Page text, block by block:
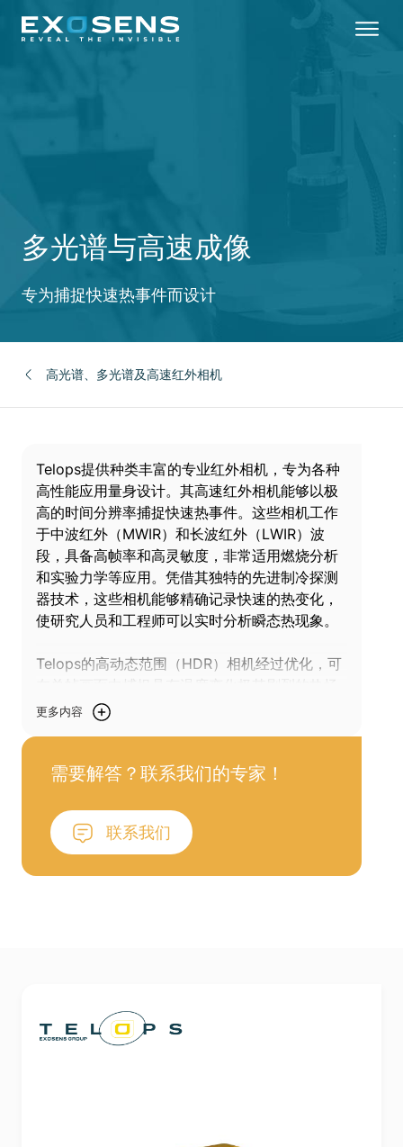
多光谱与高速成像
专为捕捉快速热事件而设计
高光谱、多光谱及高速红外相机
Telops提供种类丰富的专业红外相机，专为各种
高性能应用量身设计。其高速红外相机能够以极
高的时间分辨率捕捉快速热事件。这些相机工作
于中波红外（MWIR）和长波红外（LWIR）波
段，具备高帧率和高灵敏度，非常适用燃烧分析
和实验力学等应用。凭借其独特的先进制冷探测
器技术，这些相机能够精确记录快速的热变化，
使研究人员和工程师可以实时分析瞬态热现象。
Telops的高动态范围（HDR）相机经过优化，可
景，克服了传统红外相机在高温对比条件下可能
光时间，从而确保在宽温度范围内进行准确的文
强度热源特征，燃烧分析等应用中表现出色。
Telops还提供多光谱相机，使用户可同时采集多
个红外光谱波段，从而实现先进材料鉴别和气体
检测。此外，Telops的Spark系列相机专门用于
更多内容
需要解答？联系我们的专家！
联系我们